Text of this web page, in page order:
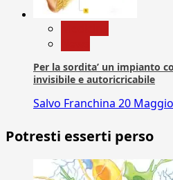
Per la sordita’ un impianto
invisibile e autoricricabile
Salvo Franchina 20
Potresti esserti perso